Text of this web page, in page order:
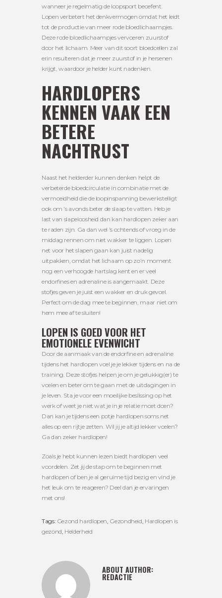
wanneer je regelmatig de loopsport beoefent.
Lopen verbetert het denkvermogen omdat het leidt
tot de productie van meer rode bloedlichaampjes.
Deze rode bloedlichaampjes vervoeren zuurstof
door het lichaam. Meer van dit soort bloedcellen zal
erin resulteren dat je meer zuurstof in je hersenen
krijgt, waardoor je helder kunt nadenken.
HARDLOPERS
KENNEN VAAK EEN
BETERE
NACHTRUST
Naast het helderder kunnen denken helpt de
verbeterde bloedcirculatie in combinatie met de
vermoeidheid die de loopinspanning bewerkstelligt
ook om ’s avonds beter de slaap te vatten. Heb je
last van slapeloosheid dan kan hardlopen zeker aan
te raden zijn. Ga dan wel ’s ochtends of vroeg in de
middag rennen om niet wakker te liggen. Lopen
net voor het slapen gaan kan juist nadelig
uitpakken, omdat het lichaam op zo’n moment
nog een verhoogde hartslag kent en er veel
endorfines en adrenaline is aangemaakt. Deze
stofjes geven je juist een wakker en druk gevoel.
Perfect om de dag mee te beginnen, maar niet om
hem mee af te sluiten!
LOPEN IS GOED VOOR HET
EMOTIONELE EVENWICHT
Door de aanmaak van de endorfine en adrenaline
tijdens het hardlopen voel je je lekker tijdens en na de
training. Deze stofjes helpen je om je gelukkig(er) te
voelen en beter om te gaan met de uitdagingen in
je leven. Sta je voor een moeilijke beslissing op het
werk of weet je niet wat je in je relatie moet doen?
Dan kan je tijdens een potje hardlopen soms net
alles op een rijtje zetten. Wil jij je altijd lekker voelen?
Ga dan zeker hardlopen!
Zoals je hebt kunnen lezen biedt hardlopen veel
voordelen. Zet jij de stap om te beginnen met
hardlopen of ben je al geruime tijd bezig en vind je
het leuk om te reageren? Deel dan je ervaringen
met ons!
Tags: Gezond hardlopen, Gezondheid, Hardlopen is
gezond, Helderheid
ABOUT AUTHOR:
REDACTIE